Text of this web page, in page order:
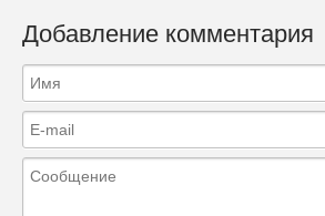
Добавление комментария